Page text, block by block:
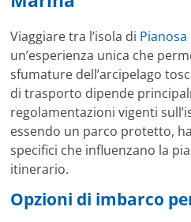
Viaggiare tra l’isola di Pianosa
un’esperienza unica che
sfumature dell’arcipelago
di trasporto dipende
regolamentazioni vigenti
essendo un parco protetto,
specifici che influenzano la
itinerario.
Opzioni di imbarco